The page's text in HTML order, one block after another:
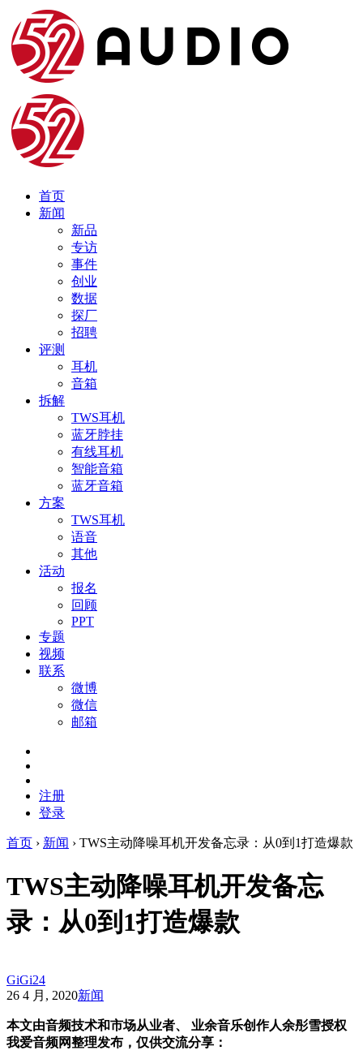
首页
新闻
新品
专访
事件
创业
数据
探厂
招聘
评测
耳机
音箱
拆解
TWS耳机
蓝牙脖挂
有线耳机
智能音箱
蓝牙音箱
方案
TWS耳机
语音
其他
活动
报名
回顾
PPT
专题
视频
联系
微博
微信
邮箱
注册
登录
首页 › 新闻 › TWS主动降噪耳机开发备忘录：从0到1打造爆款
TWS主动降噪耳机开发备忘
录：从0到1打造爆款
GiGi24
26 4 月, 2020新闻
本文由音频技术和市场从业者、 业余音乐创作人余彤雪授权
我爱音频网整理发布，仅供交流分享：